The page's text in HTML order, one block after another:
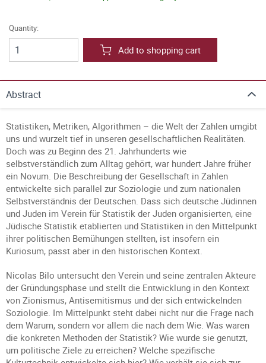
Quantity:
Add to shopping cart
Abstract
Statistiken, Metriken, Algorithmen – die Welt der Zahlen umgibt
uns und wurzelt tief in unseren gesellschaftlichen Realitäten.
Doch was zu Beginn des 21. Jahrhunderts wie
selbstverständlich zum Alltag gehört, war hundert Jahre früher
ein Novum. Die Beschreibung der Gesellschaft in Zahlen
entwickelte sich parallel zur Soziologie und zum nationalen
Selbstverständnis der Deutschen. Dass sich deutsche Jüdinnen
und Juden im Verein für Statistik der Juden organisierten, eine
Jüdische Statistik etablierten und Statistiken in den Mittelpunkt
ihrer politischen Bemühungen stellten, ist insofern ein
Kuriosum, passt aber in den historischen Kontext.
Nicolas Bilo untersucht den Verein und seine zentralen Akteure
der Gründungsphase und stellt die Entwicklung in den Kontext
von Zionismus, Antisemitismus und der sich entwickelnden
Soziologie. Im Mittelpunkt steht dabei nicht nur die Frage nach
dem Warum, sondern vor allem die nach dem Wie. Was waren
die konkreten Methoden der Statistik? Wie wurde sie genutzt,
um politische Ziele zu erreichen? Welche spezifische